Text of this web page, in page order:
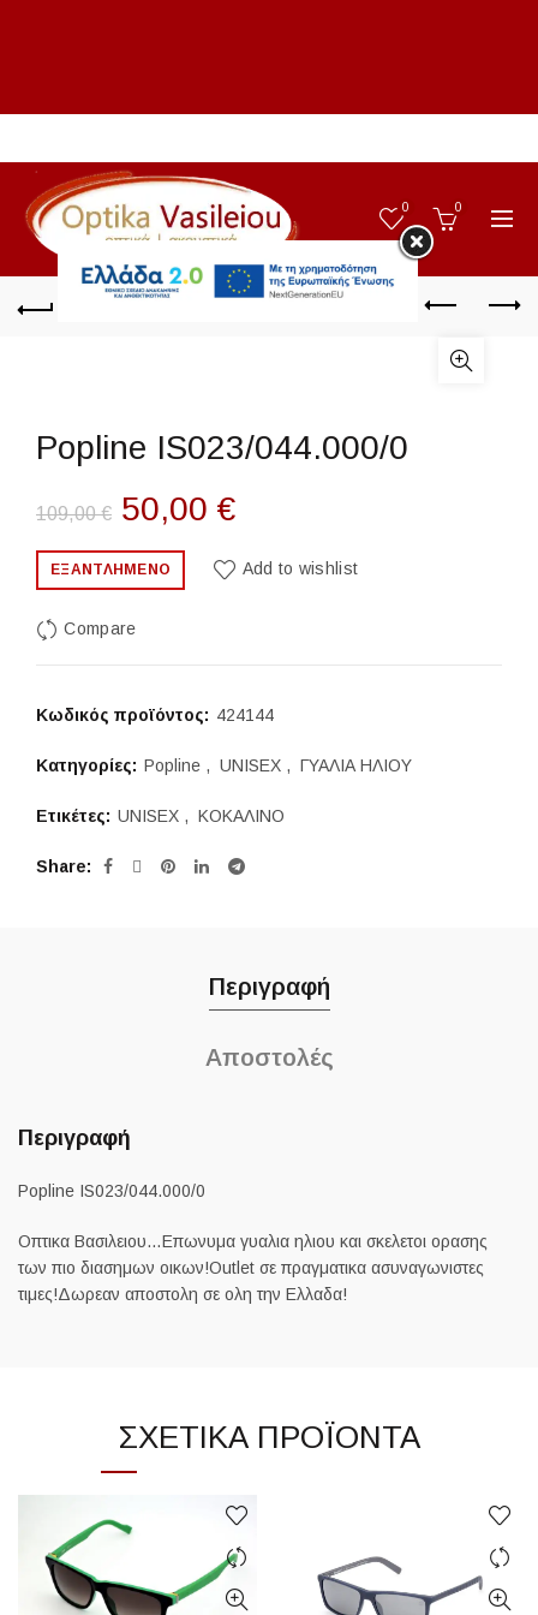
0 0
Popline IS023/044.000/0
109,00€ Original
price
50,00 €Η
τρέχουσα
50,00 €.
ΕΞΑΝΤΛΗΜΈΝΟ Add to wishlist
Compare
Κωδικός προϊόντος: 424144
Κατηγορίες: Popline , UNISEX , ΓΥΑΛΙΑ ΗΛΙΟΥ
Ετικέτες: UNISEX , ΚΟΚΑΛΙΝΟ
Share
Περιγραφή
Αποστολές
Περιγραφή
Popline IS023/044.000/0
Οπτικα Βασιλειου…Επωνυμα γυαλια ηλιου και σκελετοι ορασης
των πιο διασημων οικων!Outlet σε πραγματικα ασυναγωνιστες
τιμες!Δωρεαν αποστολη σε ολη την Ελλαδα!
ΣΧΕΤΙΚΆ ΠΡΟΪΌΝΤΑ